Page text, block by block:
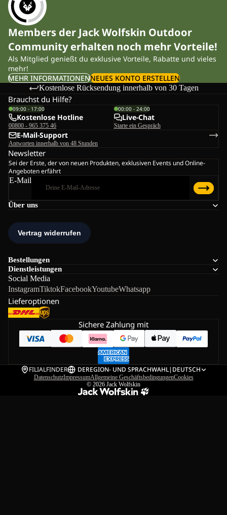
Members der Jack Wolfskin Outdoor
Community erhalten noch mehr Vorteile!
Als Mitglied genießt du exklusive Vorteile, Rabatte und vieles
mehr!
MEHR INFORMATIONENNEUES KONTO ERSTELLEN
Kostenlose Rücksendung innerhalb von 30 Tagen
Über uns
Bestellungen
Dienstleistungen
Social Media
InstagramTiktokFacebookYoutubeWhatsapp
Lieferoptionen
Brauchst du Hilfe?
09:00 - 17:00
Kostenlose Hotline
00800 - 965 375 46
00:00 - 24:00
Live-Chat
Starte ein Gespräch
E-Mail-Support
Antworten innerhalb von 48 Stunden
Newsletter
Sei der Erste, der von neuen Produkten, exklusiven Events und Online-
Angeboten erfährt
E-Mail
Sichere Zahlung mit
FILIALFINDER DEREGION- UND SPRACHWAHL| DEUTSCH
DatenschutzImpressumAllgemeine GeschäftsbedingungenCookies
© 2026 Jack Wolfskin